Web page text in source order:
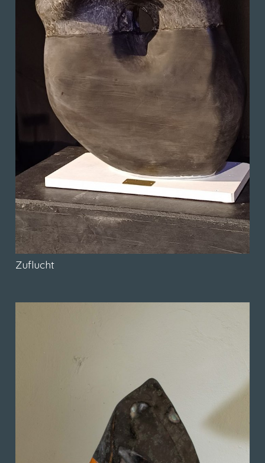
Zuflucht